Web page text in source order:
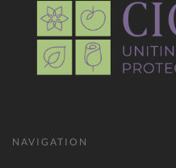
NAVIGATION